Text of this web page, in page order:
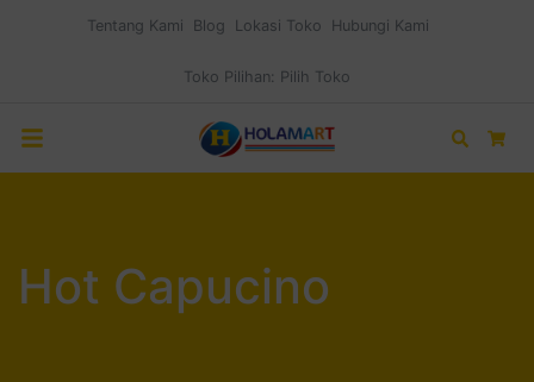
Tentang Kami Blog Lokasi Toko Hubungi Kami
Toko Pilihan: Pilih Toko
Search
Hot Capucino